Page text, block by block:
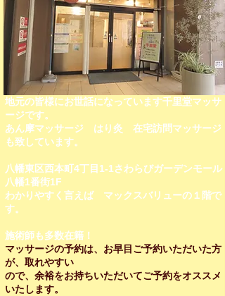
地元の皆様にお世話になっています千里堂マッサ
ージです。
あん摩マッサージ はり灸 在宅訪問マッサージ
も致しています。
八幡東区西本町4丁目1-1さわらびガーデンモール
八幡1番街1F
わかりやすく言えば マックスバリューの１階で
す。
施術師も多数在籍！​​
マッサージの予約は、お早目ご予約いただいた方
が、取れやすい
ので、余裕をお持ちいただいてご予約をオススメ
いたします。